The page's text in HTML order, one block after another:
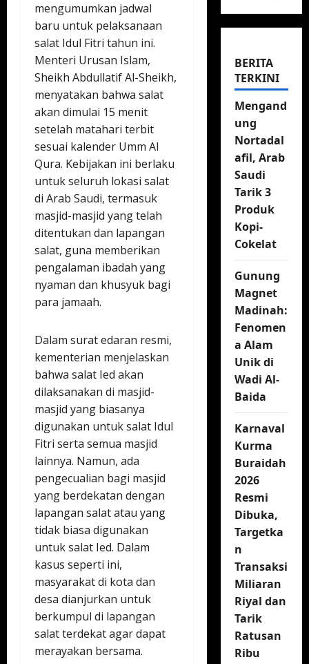
mengumumkan jadwal
baru untuk pelaksanaan
salat Idul Fitri tahun ini.
Menteri Urusan Islam,
Sheikh Abdullatif Al-Sheikh,
menyatakan bahwa salat
akan dimulai 15 menit
setelah matahari terbit
sesuai kalender Umm Al
Qura. Kebijakan ini berlaku
untuk seluruh lokasi salat
di Arab Saudi, termasuk
masjid-masjid yang telah
ditentukan dan lapangan
salat, guna memberikan
pengalaman ibadah yang
nyaman dan khusyuk bagi
para jamaah.
Dalam surat edaran resmi,
kementerian menjelaskan
bahwa salat Ied akan
dilaksanakan di masjid-
masjid yang biasanya
digunakan untuk salat Idul
Fitri serta semua masjid
lainnya. Namun, ada
pengecualian bagi masjid
yang berdekatan dengan
lapangan salat atau yang
tidak biasa digunakan
untuk salat Ied. Dalam
kasus seperti ini,
masyarakat di kota dan
desa dianjurkan untuk
berkumpul di lapangan
salat terdekat agar dapat
merayakan bersama.
BERITA
TERKINI
Mengand
ung
Nortadal
afil, Arab
Saudi
Tarik 3
Produk
Kopi-
Cokelat
Gunung
Magnet
Madinah:
Fenomen
a Alam
Unik di
Wadi Al-
Baida
Karnaval
Kurma
Buraidah
2026
Resmi
Dibuka,
Targetka
n
Transaksi
Miliaran
Riyal dan
Tarik
Ratusan
Ribu